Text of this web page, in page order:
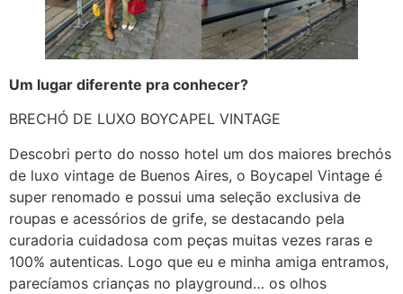
Um lugar diferente pra conhecer?
BRECHÓ DE LUXO BOYCAPEL VINTAGE
Descobri perto do nosso hotel um dos maiores brechós
de luxo vintage de Buenos Aires, o Boycapel Vintage é
super renomado e possui uma seleção exclusiva de
roupas e acessórios de grife, se destacando pela
curadoria cuidadosa com peças muitas vezes raras e
100% autenticas. Logo que eu e minha amiga entramos,
parecíamos crianças no playground… os olhos